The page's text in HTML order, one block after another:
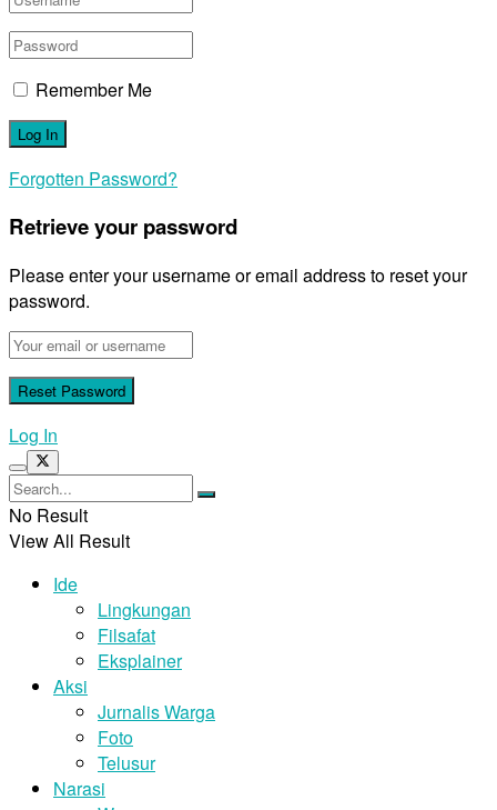
Remember Me
Forgotten Password?
Retrieve your password
Please enter your username or email address to reset your
password.
Log In
No Result
View All Result
Ide
Lingkungan
Filsafat
Eksplainer
Aksi
Jurnalis Warga
Foto
Telusur
Narasi